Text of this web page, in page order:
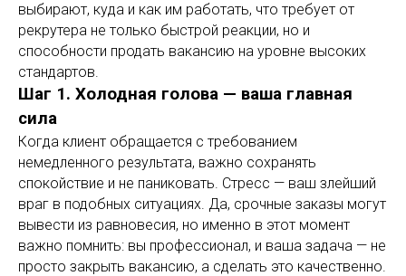
выбирают, куда и как им работать, что требует от
рекрутера не только быстрой реакции, но и
способности продать вакансию на уровне высоких
стандартов.
Шаг 1. Холодная голова — ваша главная
сила
Когда клиент обращается с требованием
немедленного результата, важно сохранять
спокойствие и не паниковать. Стресс — ваш злейший
враг в подобных ситуациях. Да, срочные заказы могут
вывести из равновесия, но именно в этот момент
важно помнить: вы профессионал, и ваша задача — не
просто закрыть вакансию, а сделать это качественно.